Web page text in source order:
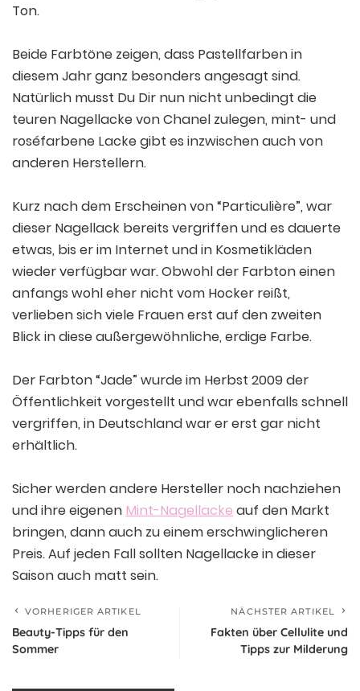
Ton.
Beide Farbtöne zeigen, dass Pastellfarben in
diesem Jahr ganz besonders angesagt sind.
Natürlich musst Du Dir nun nicht unbedingt die
teuren Nagellacke von Chanel zulegen, mint- und
roséfarbene Lacke gibt es inzwischen auch von
anderen Herstellern.
Kurz nach dem Erscheinen von “Particulière”, war
dieser Nagellack bereits vergriffen und es dauerte
etwas, bis er im Internet und in Kosmetikläden
wieder verfügbar war. Obwohl der Farbton einen
anfangs wohl eher nicht vom Hocker reißt,
verlieben sich viele Frauen erst auf den zweiten
Blick in diese außergewöhnliche, erdige Farbe.
Der Farbton “Jade” wurde im Herbst 2009 der
Öffentlichkeit vorgestellt und war ebenfalls schnell
vergriffen, in Deutschland war er erst gar nicht
erhältlich.
Sicher werden andere Hersteller noch nachziehen
und ihre eigenen Mint-Nagellacke auf den Markt
bringen, dann auch zu einem erschwinglicheren
Preis. Auf jeden Fall sollten Nagellacke in dieser
Saison auch matt sein.
VORHERIGER ARTIKEL
Beauty-Tipps für den
Sommer
NÄCHSTER ARTIKEL
Fakten über Cellulite und
Tipps zur Milderung